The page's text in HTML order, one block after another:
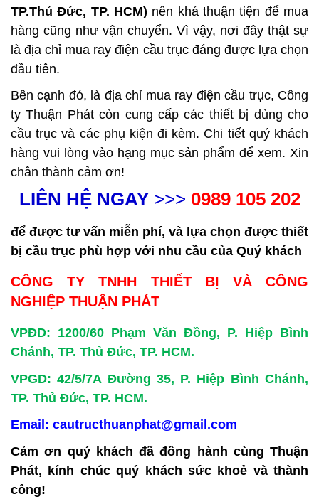
TP.Thủ Đức, TP. HCM) nên khá thuận tiện để mua
hàng cũng như vận chuyển. Vì vậy, nơi đây thật sự
là địa chỉ mua ray điện cầu trục đáng được lựa chọn
đầu tiên.
Bên cạnh đó, là địa chỉ mua ray điện cầu trục, Công
ty Thuận Phát còn cung cấp các thiết bị dùng cho
cầu trục và các phụ kiện đi kèm. Chi tiết quý khách
hàng vui lòng vào hạng mục sản phẩm để xem. Xin
chân thành cảm ơn!
LIÊN HỆ NGAY>>> 0989 105 202
để được tư vấn miễn phí, và lựa chọn được thiết
bị cầu trục phù hợp với nhu cầu của Quý khách
CÔNG TY TNHH THIẾT BỊ VÀ CÔNG
NGHIỆP THUẬN PHÁT
VPĐD: 1200/60 Phạm Văn Đồng, P. Hiệp Bình
Chánh, TP. Thủ Đức, TP. HCM.
VPGD: 42/5/7A Đường 35, P. Hiệp Bình Chánh,
TP. Thủ Đức, TP. HCM.
Email: cautructhuanphat@gmail.com
Cảm ơn quý khách đã đồng hành cùng Thuận
Phát, kính chúc quý khách sức khoẻ và thành
công!